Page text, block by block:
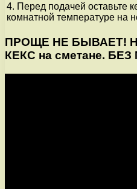
4. Перед подачей оставьте
комнатной температуре на
ПРОЩЕ НЕ БЫВАЕТ!
КЕКС на сметане.